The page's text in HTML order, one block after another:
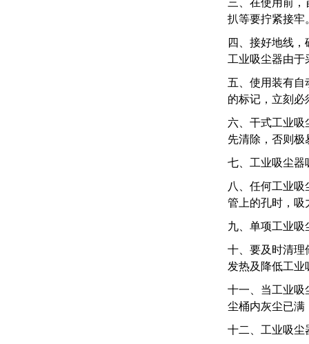
三、在使用前
扒等要拧紧接牢
四、接好地线
工业吸尘器由于
五、使用装有
的标记，立刻
六、干式工业
先清除，否则极
七、工业吸尘器
八、任何工业
管上的孔时，吸
九、单项工业
十、要及时清理
发热及降低工业
十一、当工业吸
尘桶内灰尘已满
十二、工业吸尘